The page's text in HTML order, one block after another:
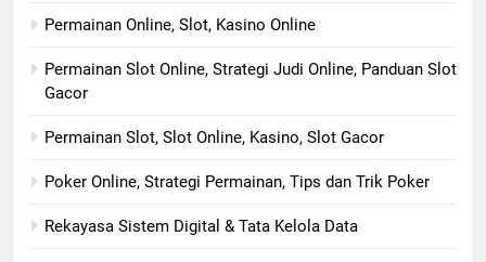
Permainan Online, Slot, Kasino Online
Permainan Slot Online, Strategi Judi Online, Panduan Slot
Gacor
Permainan Slot, Slot Online, Kasino, Slot Gacor
Poker Online, Strategi Permainan, Tips dan Trik Poker
Rekayasa Sistem Digital & Tata Kelola Data